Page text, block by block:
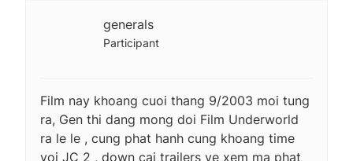
generals
Participant
Film nay khoang cuoi thang 9/2003 moi tung
ra, Gen thi dang mong doi Film Underworld
ra le le , cung phat hanh cung khoang time
voi JC 2 , down cai trailers ve xem ma phat